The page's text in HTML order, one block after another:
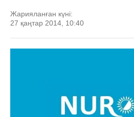
Жарияланған күні:
27 қаңтар 2014, 10:40